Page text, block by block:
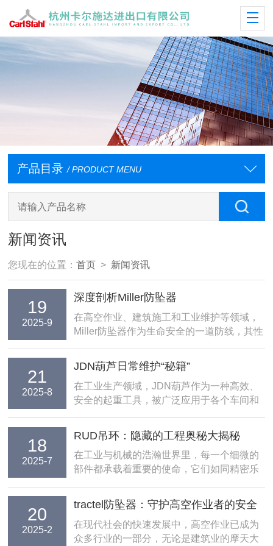
产品目录 / PRODUCT MENU
新闻资讯
您现在的位置：首页 > 新闻资讯
19
2025-9
深度剖析Miller防坠器
在高空作业、建筑施工和工业维护等领域，
Miller防坠器作为生命安全的一道防线，其性
种看似简单的机械设备背后蕴含着精密的力
学设计与材料科学突破，本文将从工作原
理、关键技术及典型应用三个维度展开深度
解析。...
21
2025-8
JDN葫芦日常维护“秘籍”
在工业生产领域，JDN葫芦作为一种高效、
安全的起重工具，被广泛应用于各个车间和
想让其长期稳定运行并较大化发挥效能，日
常维护至关重要。掌握正确的维护方法，就
如同拥有了延长设备使用寿命的“秘籍”。
JDN葫芦...
18
2025-7
RUD吊环：隐藏的工程奥秘大揭秘
在工业与机械的浩瀚世界里，每一个细微的
部件都承载着重要的使命，它们如同精密乐
全的和谐旋律。今天，让我们聚焦于一个看
似不起眼，实则至关重要的组件——RUD吊
环，探索它如何在众多领域中默默发挥着关
键作用，成...
20
2025-2
tractel防坠器：守护高空作业者的安全
防线
在现代社会的快速发展中，高空作业已成为
众多行业的一部分，无论是建筑业的摩天大